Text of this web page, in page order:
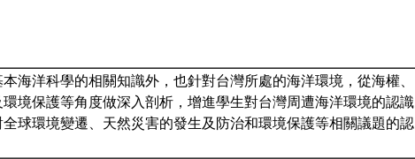
海洋科學的相關知識外，也針對台灣所處的海洋環境，從海權、
境保護等角度做深入剖析，增進學生對台灣周遭海洋環境的認識
球環境變遷、天然災害的發生及防治和環境保護等相關議題的認